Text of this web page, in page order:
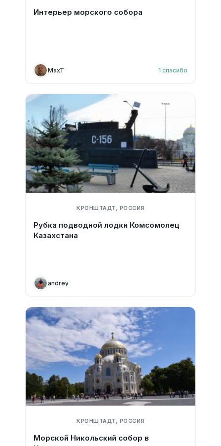
Интерьер морского собора
MaxT 1 спасибо
КРОНШТАДТ, РОССИЯ
Рубка подводной лодки Комсомолец
Казахстана
andrey
КРОНШТАДТ, РОССИЯ
Морской Никольский собор в